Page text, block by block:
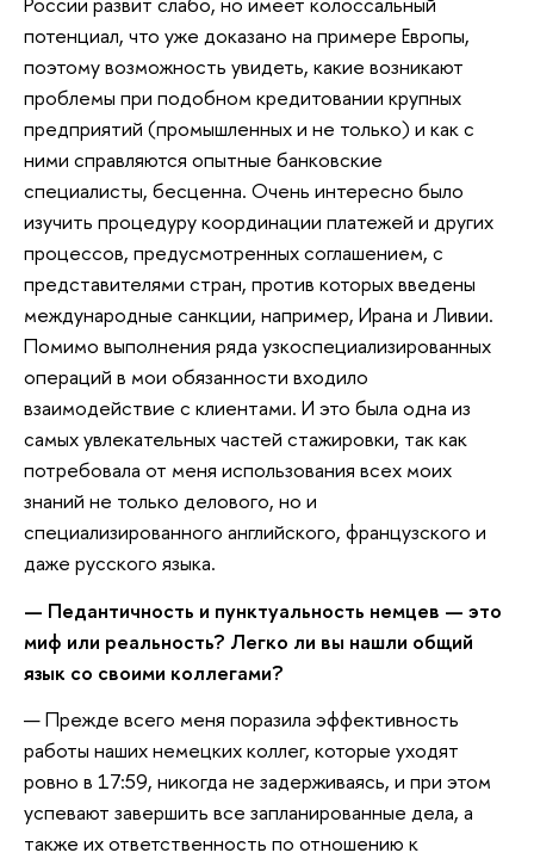
потенциал, что уже доказано на примере Европы,
поэтому возможность увидеть, какие возникают
проблемы при подобном кредитовании крупных
предприятий (промышленных и не только) и как с
ними справляются опытные банковские
специалисты, бесценна. Очень интересно было
изучить процедуру координации платежей и других
процессов, предусмотренных соглашением, с
представителями стран, против которых введены
международные санкции, например, Ирана и Ливии.
Помимо выполнения ряда узкоспециализированных
операций в мои обязанности входило
взаимодействие с клиентами. И это была одна из
самых увлекательных частей стажировки, так как
потребовала от меня использования всех моих
знаний не только делового, но и
специализированного английского, французского и
даже русского языка.
— Педантичность и пунктуальность немцев — это
миф или реальность? Легко ли вы нашли общий
язык со своими коллегами?
— Прежде всего меня поразила эффективность
работы наших немецких коллег, которые уходят
ровно в 17:59, никогда не задерживаясь, и при этом
успевают завершить все запланированные дела, а
также их ответственность по отношению к